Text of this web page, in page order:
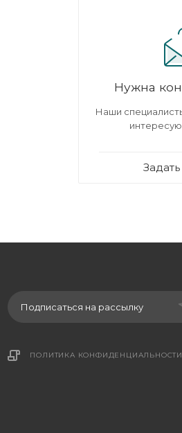
Нужна
Наши
Подписаться на рассылку
ПОЛИТИКА КОНФИДЕНЦИАЛЬНОСТИ